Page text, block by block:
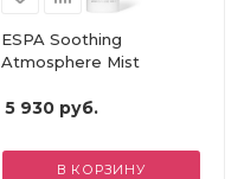
ESPA Soothing
Atmosphere Mist
5 930руб.
В КОРЗИНУ